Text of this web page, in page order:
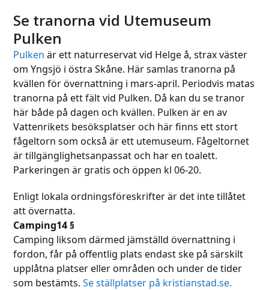
Se tranorna vid Utemuseum
Pulken
Pulken är ett naturreservat vid Helge å, strax väster
om Yngsjö i östra Skåne. Här samlas tranorna på
kvällen för övernattning i mars-april. Periodvis matas
tranorna på ett fält vid Pulken. Då kan du se tranor
här både på dagen och kvällen. Pulken är en av
Vattenrikets besöksplatser och här finns ett stort
fågeltorn som också är ett utemuseum. Fågeltornet
är tillgänglighetsanpassat och har en toalett.
Parkeringen är gratis och öppen kl 06-20.
Enligt lokala ordningsföreskrifter är det inte tillåtet
att övernatta.
Camping14 §
Camping liksom därmed jämställd övernattning i
fordon, får på offentlig plats endast ske på särskilt
upplåtna platser eller områden och under de tider
som bestämts.Se ställplatser på kristianstad.se.